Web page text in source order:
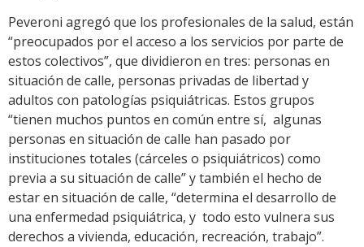
Peveroni agregó que los profesionales de la salud, están
“preocupados por el acceso a los servicios por parte de
estos colectivos”, que dividieron en tres: personas en
situación de calle, personas privadas de libertad y
adultos con patologías psiquiátricas. Estos grupos
“tienen muchos puntos en común entre sí, algunas
personas en situación de calle han pasado por
instituciones totales (cárceles o psiquiátricos) como
previa a su situación de calle” y también el hecho de
estar en situación de calle, “determina el desarrollo de
una enfermedad psiquiátrica, y todo esto vulnera sus
derechos a vivienda, educación, recreación, trabajo”.